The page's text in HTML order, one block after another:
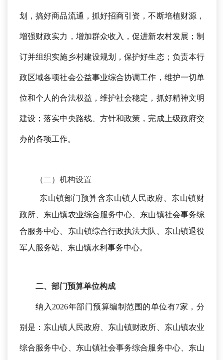
划，搞好商品流通，抓好招商引资，不断培植财源，
增强财政实力，增加群众收入，促进新农村发展；制
订并组织实施乡村建设规划，保护好生态；负责本行
政区域各项社会公益事业综合协调工作，维护一切单
位和个人的合法权益，维护社会稳定，抓好精神文明
建设；落实中央路线、方针和政策，完成上级政府交
办的各项工作。
（二）机构设置
东山镇部门预算含东山镇人民政府、东山镇财
政所、东山镇农业综合服务中心、东山镇社会事务综
合服务中心、 东山镇综合行政执法大队 、东山镇退役
军人 服务站、东山镇水利 事务中心。
二、 部门预算单位构成
纳入 2026年部门预算编制范围的单位有7家，分
别是：东山镇人民政府、东山镇财政所、东山镇农业
综合服务中心、东山镇社会事务综合服务中心、 东山